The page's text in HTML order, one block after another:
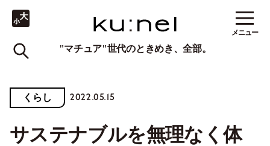
"マチュア"世代のときめき、全部。
メニュー
くらし 2022.05.15
サステナブルを無理なく体